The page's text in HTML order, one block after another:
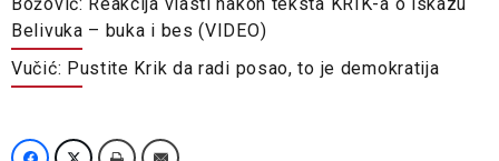
Božović: Reakcija vlasti nakon teksta KRIK-a o iskazu
Belivuka – buka i bes (VIDEO)
Vučić: Pustite Krik da radi posao, to je demokratija